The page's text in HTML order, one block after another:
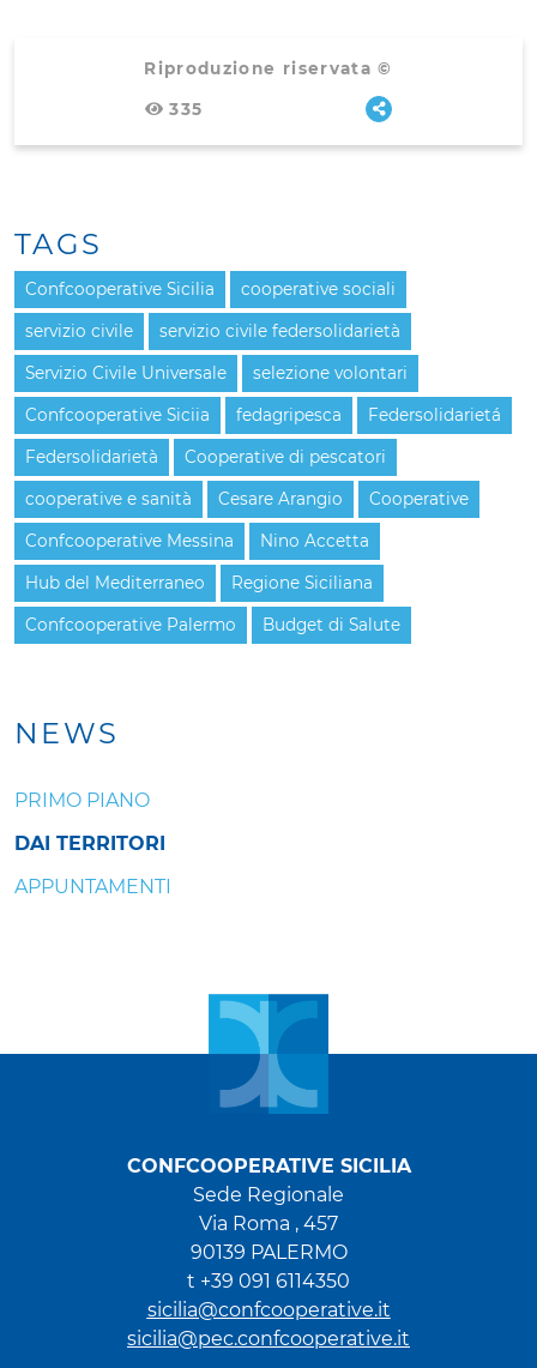
Riproduzione riservata ©
335
NEWS
PRIMO PIANO
DAI TERRITORI
APPUNTAMENTI
TAGS
Confcooperative Sicilia cooperative sociali
servizio civile servizio civile federsolidarietà
Servizio Civile Universale selezione volontari
Confcooperative Siciia fedagripesca Federsolidarietá
Federsolidarietà Cooperative di pescatori
cooperative e sanità Cesare Arangio Cooperative
Confcooperative Messina Nino Accetta
Hub del Mediterraneo Regione Siciliana
Confcooperative Palermo Budget di Salute
CONFCOOPERATIVE SICILIA
Sede Regionale
Via Roma , 457
90139 PALERMO
t +39 091 6114350
sicilia@confcooperative.it
sicilia@pec.confcooperative.it